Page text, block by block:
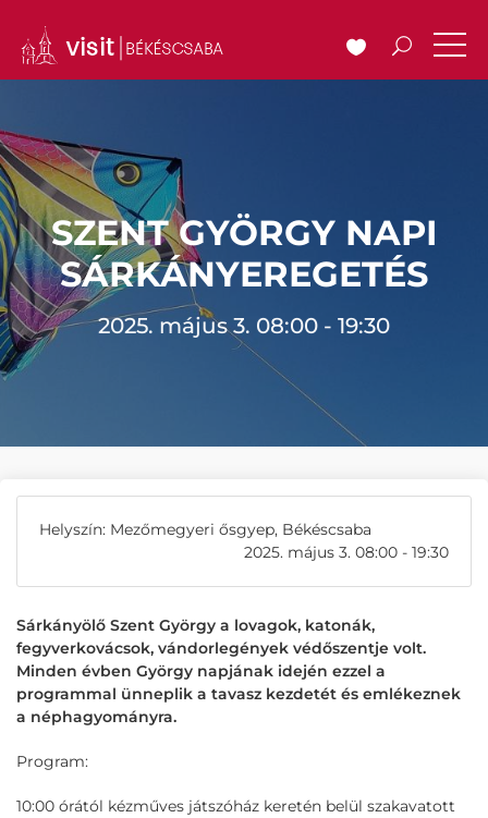
SZENT GYÖRGY NAPI
SÁRKÁNYEREGETÉS
2025. május 3. 08:00 - 19:30
Helyszín: Mezőmegyeri ősgyep, Békéscsaba
2025. május 3. 08:00 - 19:30
Sárkányölő Szent György a lovagok, katonák,
fegyverkovácsok, vándorlegények védőszentje volt.
Minden évben György napjának idején ezzel a
programmal ünneplik a tavasz kezdetét és emlékeznek
a néphagyományra.
Program:
10:00 órától kézműves játszóház keretén belül szakavatott